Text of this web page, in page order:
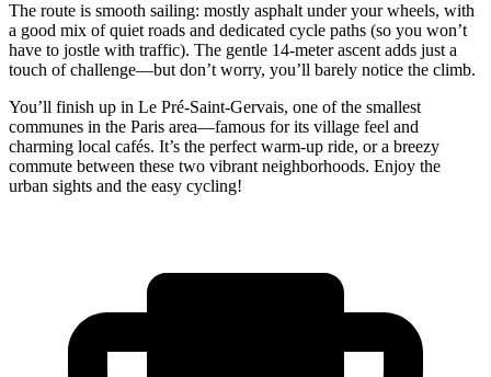
The route is smooth sailing: mostly asphalt under your wheels, with
a good mix of quiet roads and dedicated cycle paths (so you won’t
have to jostle with traffic). The gentle 14-meter ascent adds just a
touch of challenge—but don’t worry, you’ll barely notice the climb.
You’ll finish up in Le Pré-Saint-Gervais, one of the smallest
communes in the Paris area—famous for its village feel and
charming local cafés. It’s the perfect warm-up ride, or a breezy
commute between these two vibrant neighborhoods. Enjoy the
urban sights and the easy cycling!